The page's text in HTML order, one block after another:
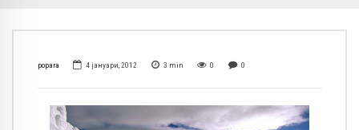
popara 4 јануари, 2012 3 min 0 0